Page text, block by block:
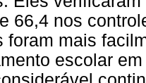
66,4 nos
foram mais
escolar